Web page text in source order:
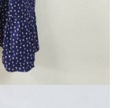
。若發現惡意使用之情形，
額度並採取法律行動。